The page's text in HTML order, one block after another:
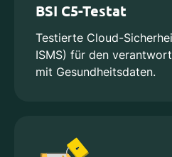
BSI C5-Testat
Testierte Cloud-
ISMS) für den
mit Gesundheitsdaten.